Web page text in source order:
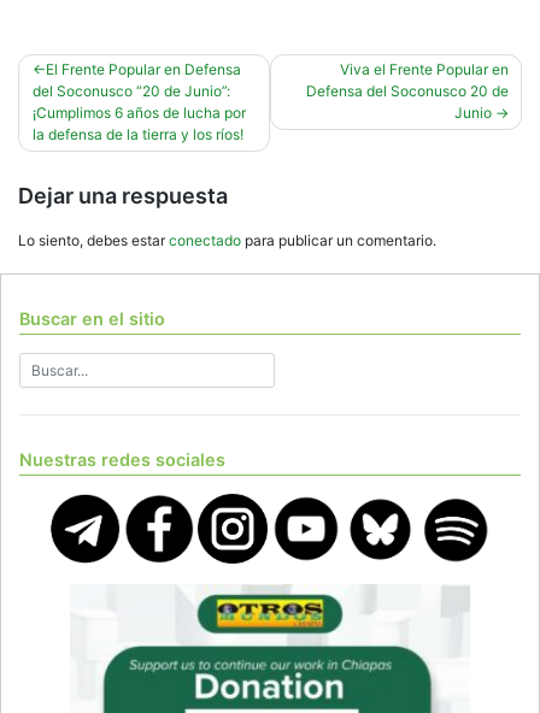
Navegación
de
entradas
El Frente Popular en Defensa
del Soconusco “20 de Junio”:
¡Cumplimos 6 años de lucha por
la defensa de la tierra y los ríos!
Viva el Frente Popular en
Defensa del Soconusco 20 de
Junio
Dejar una respuesta
Lo siento, debes estarconectado para publicar un comentario.
Buscar en el sitio
Nuestras redes sociales